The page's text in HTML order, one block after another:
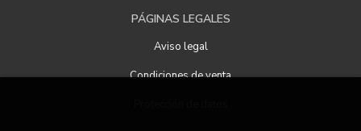
PÁGINAS LEGALES
Aviso legal
Condiciones de venta